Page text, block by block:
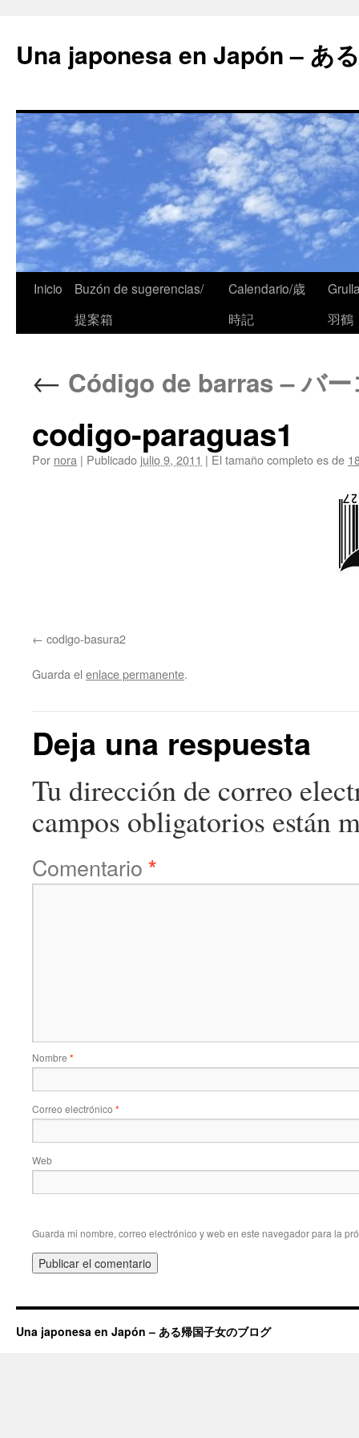
Una japonesa en Japón – あ
Inicio
Buzón de sugerencias/
提案箱
Calendario/歳
時記
羽鶴
← Código de barras – バー
codigo-paraguas1
Por nora | Publicado julio 9, 2011 | El tamaño completo es de
codigo-basura2
Guarda el enlace permanente.
Deja una respuesta
Tu dirección de correo
campos obligatorios están
Comentario *
Nombre *
Correo electrónico *
Web
Guarda mi nombre, correo electrónico y web en este navegador para la
Una japonesa en Japón – ある帰国子女のブログ